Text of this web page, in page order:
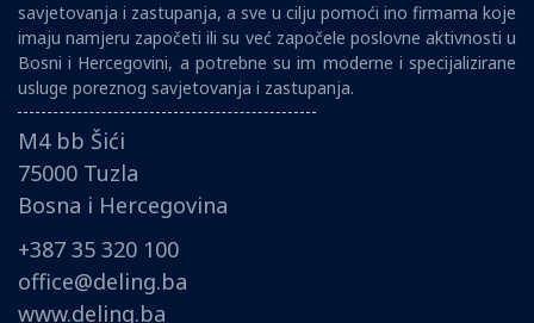
savjetovanja i zastupanja, a sve u cilju pomoći ino firmama koje
imaju namjeru započeti ili su već započele poslovne aktivnosti u
Bosni i Hercegovini, a potrebne su im moderne i specijalizirane
usluge poreznog savjetovanja i zastupanja.
M4 bb Šići
75000 Tuzla
Bosna i Hercegovina
+387 35 320 100
office@deling.ba
www.deling.ba